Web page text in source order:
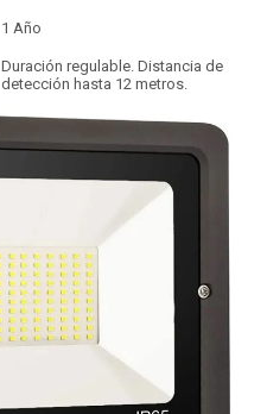
1 Año
Duración regulable. Distancia de
detección hasta 12 metros.